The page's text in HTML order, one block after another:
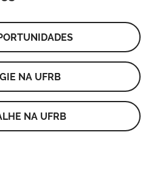
NA UFRB
NA UFRB